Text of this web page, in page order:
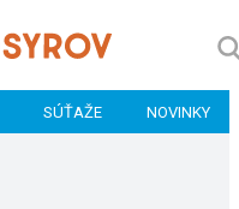
SÚŤAŽE NOVINKY